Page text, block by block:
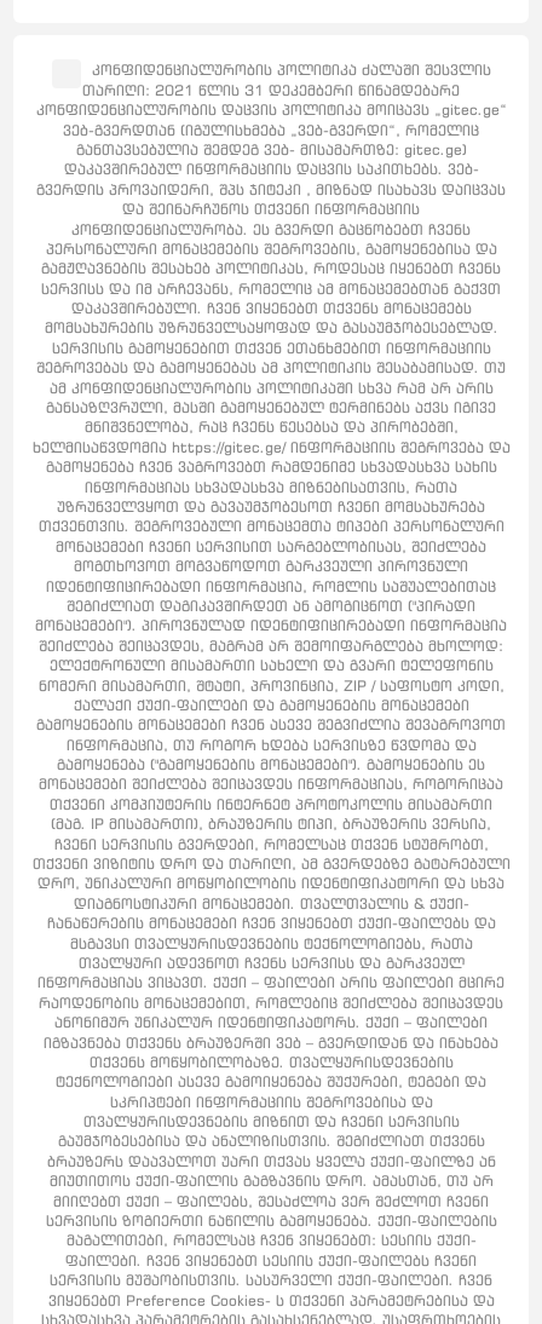
კონფიდენციალურობის პოლიტიკა ძალაში შესვლის
თარიღი: 2021 წლის 31 დეკემბერი წინამდებარე
კონფიდენციალურობის დაცვის პოლიტიკა მოიცავს „gitec.ge“
ვებ-გვერდთან (იგულისხმება „ვებ-გვერდი“, რომელიც
განთავსებულია შემდეგ ვებ- მისამართზე: gitec.ge)
დაკავშირებულ ინფორმაციის დაცვის საკითხებს. ვებ-
გვერდის პროვაიდერი, შპს ჯიტეკი , მიზნად ისახავს დაიცვას
და შეინარჩუნოს თქვენი ინფორმაციის
კონფიდენციალურობა. ეს გვერდი გაცნობებთ ჩვენს
პერსონალური მონაცემების შეგროვების, გამოყენებისა და
გამჟღავნების შესახებ პოლიტიკას, როდესაც იყენებთ ჩვენს
სერვისს და იმ არჩევანს, რომელიც ამ მონაცემებთან გაქვთ
დაკავშირებული. ჩვენ ვიყენებთ თქვენს მონაცემებს
მომსახურების უზრუნველსაყოფად და გასაუმჯობესებლად.
სერვისის გამოყენებით თქვენ ეთანხმებით ინფორმაციის
შეგროვებას და გამოყენებას ამ პოლიტიკის შესაბამისად. თუ
ამ კონფიდენციალურობის პოლიტიკაში სხვა რამ არ არის
განსაზღვრული, მასში გამოყენებულ ტერმინებს აქვს იგივე
მნიშვნელობა, რაც ჩვენს წესებსა და პირობებში,
ხელმისაწვდომია https://gitec.ge/ ინფორმაციის შეგროვება და
გამოყენება ჩვენ ვაგროვებთ რამდენიმე სხვადასხვა სახის
ინფორმაციას სხვადასხვა მიზნებისათვის, რათა
უზრუნველვყოთ და გავაუმჯობესოთ ჩვენი მომსახურება
თქვენთვის. შეგროვებული მონაცემთა ტიპები პერსონალური
მონაცემები ჩვენი სერვისით სარგებლობისას, შეიძლება
მოგთხოვოთ მოგვაწოდოთ გარკვეული პიროვნული
იდენტიფიცირებადი ინფორმაცია, რომლის საშუალებითაც
შეგიძლიათ დაგიკავშირდეთ ან ამოგიცნოთ ("პირადი
მონაცემები"). პიროვნულად იდენტიფიცირებადი ინფორმაცია
შეიძლება შეიცავდეს, მაგრამ არ შემოიფარგლება მხოლოდ:
ელექტრონული მისამართი სახელი და გვარი ტელეფონის
ნომერი მისამართი, შტატი, პროვინცია, ZIP / საფოსტო კოდი,
ქალაქი ქუქი-ფაილები და გამოყენების მონაცემები
გამოყენების მონაცემები ჩვენ ასევე შეგვიძლია შევაგროვოთ
ინფორმაცია, თუ როგორ ხდება სერვისზე წვდომა და
გამოყენება ("გამოყენების მონაცემები"). გამოყენების ეს
მონაცემები შეიძლება შეიცავდეს ინფორმაციას, როგორიცაა
თქვენი კომპიუტერის ინტერნეტ პროტოკოლის მისამართი
(მაგ. IP მისამართი), ბრაუზერის ტიპი, ბრაუზერის ვერსია,
ჩვენი სერვისის გვერდები, რომელსაც თქვენ სტუმრობთ,
თქვენი ვიზიტის დრო და თარიღი, ამ გვერდებზე გატარებული
დრო, უნიკალური მოწყობილობის იდენტიფიკატორი და სხვა
დიაგნოსტიკური მონაცემები. თვალთვალის & ქუქი-
ჩანაწერების მონაცემები ჩვენ ვიყენებთ ქუქი-ფაილებს და
მსგავსი თვალყურისდევნების ტექნოლოგიებს, რათა
თვალყური ადევნოთ ჩვენს სერვისს და გარკვეულ
ინფორმაციას ვიცავთ. ქუქი – ფაილები არის ფაილები მცირე
რაოდენობის მონაცემებით, რომლებიც შეიძლება შეიცავდეს
ანონიმურ უნიკალურ იდენტიფიკატორს. ქუქი – ფაილები
იგზავნება თქვენს ბრაუზერში ვებ – გვერდიდან და ინახება
თქვენს მოწყობილობაზე. თვალყურისდევნების
ტექნოლოგიები ასევე გამოიყენება შუქურები, ტეგები და
სკრიპტები ინფორმაციის შეგროვებისა და
თვალყურისდევნების მიზნით და ჩვენი სერვისის
გაუმჯობესებისა და ანალიზისთვის. შეგიძლიათ თქვენს
ბრაუზერს დაავალოთ უარი თქვას ყველა ქუქი-ფაილზე ან
მიუთითოს ქუქი-ფაილის გაგზავნის დრო. ამასთან, თუ არ
მიიღებთ ქუქი – ფაილებს, შესაძლოა ვერ შეძლოთ ჩვენი
სერვისის ზოგიერთი ნაწილის გამოყენება. ქუქი-ფაილების
მაგალითები, რომელსაც ჩვენ ვიყენებთ: სესიის ქუქი-
ფაილები. ჩვენ ვიყენებთ სესიის ქუქი-ფაილებს ჩვენი
სერვისის მუშაობისთვის. სასურველი ქუქი-ფაილები. ჩვენ
ვიყენებთ Preference Cookies- ს თქვენი პარამეტრებისა და
სხვადასხვა პარამეტრების გასახსენებლად. უსაფრთხოების